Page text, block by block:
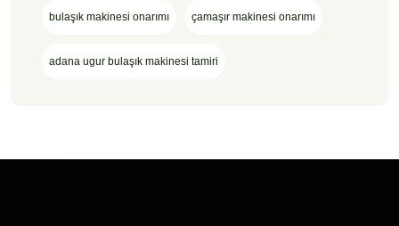
bulaşık makinesi onarımı çamaşır makinesi onarımı
adana ugur bulaşık makinesi tamiri